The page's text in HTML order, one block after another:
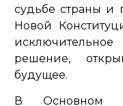
судьбе страны и
Новой
решение,
будущее.
В Основном